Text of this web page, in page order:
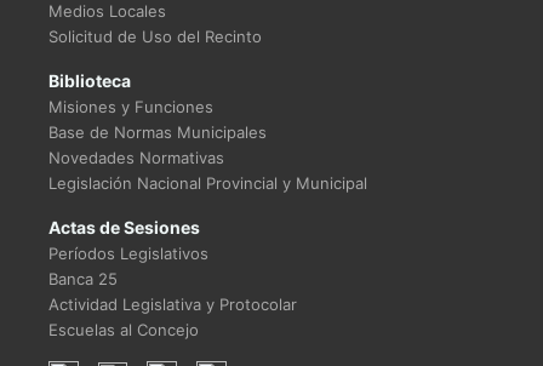
Medios Locales
Solicitud de Uso del Recinto
Biblioteca
Misiones y Funciones
Base de Normas Municipales
Novedades Normativas
Legislación Nacional Provincial y Municipal
Actas de Sesiones
Períodos Legislativos
Banca 25
Actividad Legislativa y Protocolar
Escuelas al Concejo